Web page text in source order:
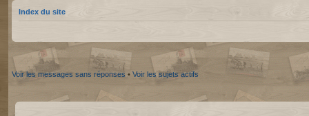
Index du site
Voir les messages sans réponses • Voir les sujets actifs